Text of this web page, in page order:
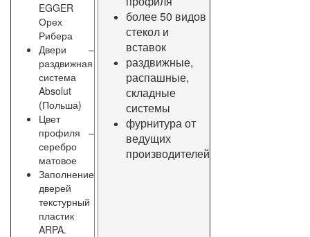
EGGER
Орех
Рибера
Двери –
раздвижная
система
Absolut
(Польша)
Цвет
профиля –
серебро
матовое
Заполнение
дверей
текстурный
пластик
ARPA.
более 50 видов
стекол и
вставок
раздвижные,
распашные,
складные
системы
фурнитура от
ведущих
производителей